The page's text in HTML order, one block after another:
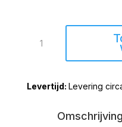
Joanne
aantal
Levering